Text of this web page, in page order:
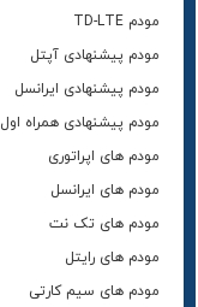
مودم TD-LTE
مودم پیشنهادی آپتل
مودم پیشنهادی ایرانسل
مودم پیشنهادی همراه اول
مودم های اپراتوری
مودم های ایرانسل
مودم های تک نت
مودم های رایتل
مودم های سیم کارتی